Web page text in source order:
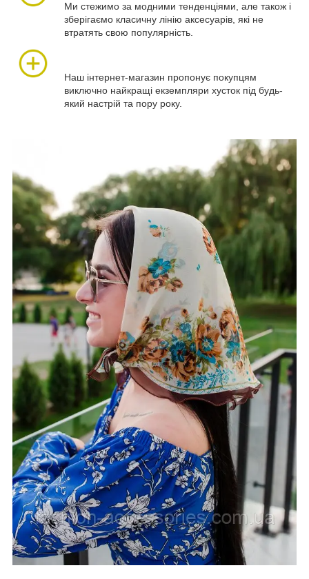
Ми стежимо за модними тенденціями, але також і
зберігаємо класичну лінію аксесуарів, які не
втратять свою популярність.
Наш інтернет-магазин пропонує покупцям
виключно найкращі екземпляри хусток під будь-
який настрій та пору року.